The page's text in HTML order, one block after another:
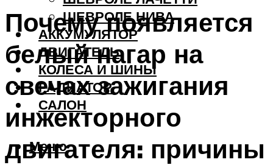
ШЕВРОЛЕ НИВА
АККУМУЛЯТОР
ДВИГАТЕЛЬ
КОЛЕСА И ШИНЫ
РАДИАТОР
САЛОН
Меню
Почему появляется
белый нагар на
свечах зажигания
инжекторного
двигателя: причины